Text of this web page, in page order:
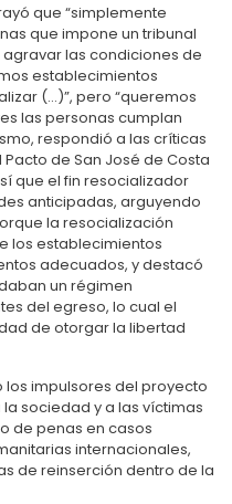
que “simplemente
que impone un tribunal
las condiciones de
establecimientos
(…)”, pero “queremos
las personas cumplan
respondió a las críticas
de San José de Costa
que el fin resocializador
anticipadas, arguyendo
la resocialización
los establecimientos
adecuados, y destacó
un régimen
del egreso, lo cual el
de otorgar la libertad
impulsores del proyecto
sociedad y a las víctimas
de penas en casos
internacionales,
de reinserción dentro de la